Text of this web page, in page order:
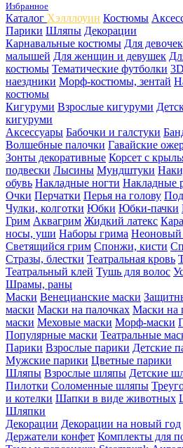
Избранное
Каталог Хэлллоуин Костюмы
Парики Шляпы Декорации
Карнавальные костюмы Для девочек
малышей Для женщин и девушек
костюмы Тематические футболки
наездники Морф-костюмы, зентай
костюмы
Кигуруми Взрослые кигуруми
кигуруми
Аксессуары Бабочки и галстуки
Волшебные палочки Гавайские
Зонты декоративные Корсет с
подвески Лысины Мундштуки
обувь Накладные ногти Накладные
Очки Перчатки Перья на голову
Чулки, колготки Юбки Юбки-пачки
Грим Аквагрим Жидкий латекс
носы, уши Наборы грима Неоновый
Светящийся грим Спонжи, кисти
Стразы, блестки Театральная кровь
Театральный клей Тушь для волос
Шрамы, раны
Маски Венецианские маски
маски Маски на палочках Маски на
маски Меховые маски Морф-маски
Популярные маски Театральные
Парики Взрослые парики Детские
Мужские парики Цветные парики
Шляпы Взрослые шляпы Детские
Пилотки Соломенные шляпы
и котелки Шапки в виде животных
Шляпки
Декорации Декорации на новый год
Держатели конфет Комплекты для